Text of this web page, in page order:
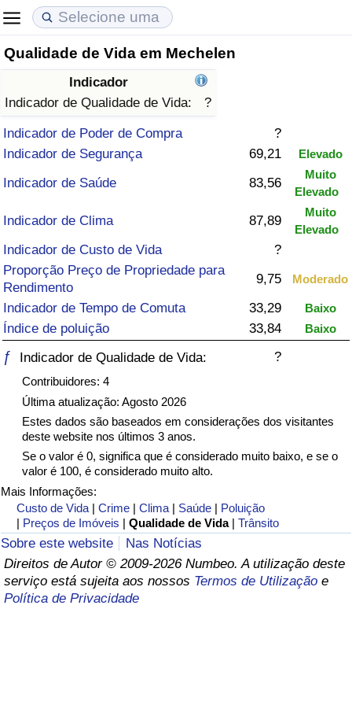
Qualidade de Vida em Mechelen
Indicador
Indicador de Qualidade de Vida:
?
Indicador de Poder de Compra
?
Indicador de Segurança
69,21 Elevado
Indicador de Saúde 83,56
Muito
Elevado
Indicador de Clima 87,89
Muito
Elevado
Indicador de Custo de Vida
?
Proporção Preço de Propriedade para
Rendimento
9,75 Moderado
Indicador de Tempo de Comuta 33,29 Baixo
Índice de poluição 33,84 Baixo
ƒ Indicador de Qualidade de Vida: ?
Contribuidores: 4
Última atualização: Agosto 2026
Estes dados são baseados em considerações dos visitantes
deste website nos últimos 3 anos.
Se o valor é 0, significa que é considerado muito baixo, e se o
valor é 100, é considerado muito alto.
Mais Informações:
Custo de Vida |Crime |Clima | Saúde | Poluição
| Preços de Imóveis |Qualidade de Vida |Trânsito
Sobre este website
Nas Notícias
Direitos de Autor © 2009-2026 Numbeo. A utilização deste
serviço está sujeita aos nossos Termos de Utilização e
Política de Privacidade
Custo de Vida
Indicador de Custo de Vida (Atual)
Indicador de Custo de Vida
Indicador de Custo de Vida Por País
em Aqaba
Preços de Imóveis
Indicador de Preços de Imóveis (Atual)
Indicador de Preços de Imóveis
Indicador de Preços de Imóveis por País
Qualidade de Vida
Indicador de Qualidade de Vida
Indicador de Qualidade de Vida (Atual)
Índice de qualidade de vida por país
Crime
Indicador de Crime
Índice de criminalidade por país
Saúde
Indicador de Saúde (Atual)
Indicador de Saúde
Indicador de Saúde por País
Poluição
Indicador de Poluição (Atual)